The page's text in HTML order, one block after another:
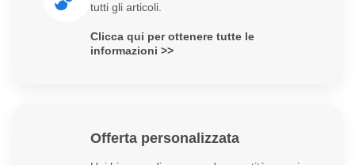
tutti gli articoli.
Clicca qui per ottenere tutte le
informazioni >>
Offerta personalizzata